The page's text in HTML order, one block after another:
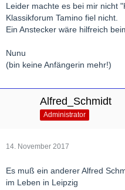
Leider machte es bei mir nicht
Klassikforum Tamino fiel nicht.
Ein Anstecker wäre hilfreich
Nunu
(bin keine Anfängerin mehr!)
Alfred_Schmidt
Administrator
14. November 2017
Es muß ein anderer Alfred
im Leben in Leipzig